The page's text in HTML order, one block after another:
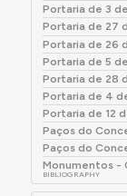
deixando
Salvador
elaborar a
Depois de
atenção do
em 1958.10.11
reforços na
realizados
Portaria de 3
Portaria de 27
Portaria de 26
Portaria de 5
Portaria de 28
Portaria de 4
Portaria de 12
Paços do
Paços do
Monumentos -
BIBLIOGRAPHY